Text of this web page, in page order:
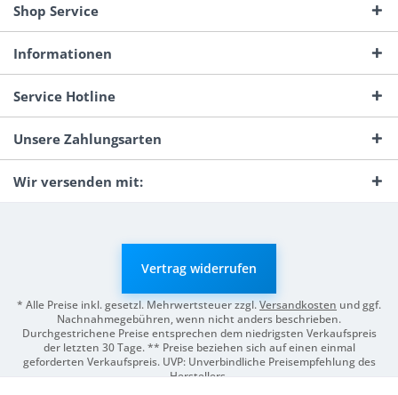
Shop Service
Informationen
Service Hotline
Unsere Zahlungsarten
Wir versenden mit:
Vertrag widerrufen
* Alle Preise inkl. gesetzl. Mehrwertsteuer zzgl.Versandkosten und ggf.
Nachnahmegebühren, wenn nicht anders beschrieben.
Durchgestrichene Preise entsprechen dem niedrigsten Verkaufspreis
der letzten 30 Tage. ** Preise beziehen sich auf einen einmal
geforderten Verkaufspreis. UVP: Unverbindliche Preisempfehlung des
Herstellers.